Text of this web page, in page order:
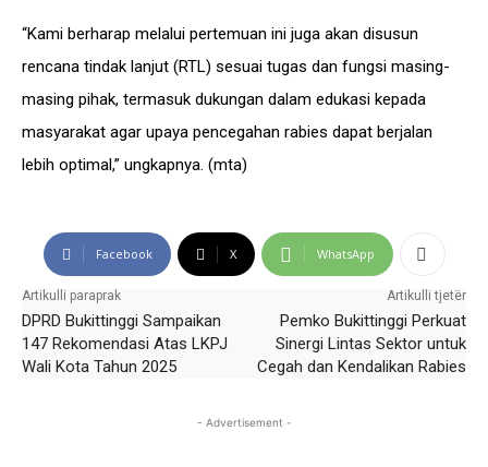
“Kami berharap melalui pertemuan ini juga akan disusun
rencana tindak lanjut (RTL) sesuai tugas dan fungsi masing-
masing pihak, termasuk dukungan dalam edukasi kepada
masyarakat agar upaya pencegahan rabies dapat berjalan
lebih optimal,” ungkapnya. (mta)
Facebook X WhatsApp
Artikulli paraprak
DPRD Bukittinggi Sampaikan
147 Rekomendasi Atas LKPJ
Wali Kota Tahun 2025
Artikulli tjetër
Pemko Bukittinggi Perkuat
Sinergi Lintas Sektor untuk
Cegah dan Kendalikan Rabies
- Advertisement -